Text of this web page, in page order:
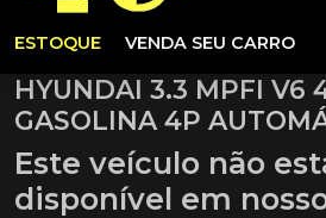
ESTOQUE VENDA SEU CARRO
HYUNDAI 3.3 MPFI V6
GASOLINA 4P
Este veículo não
disponível em